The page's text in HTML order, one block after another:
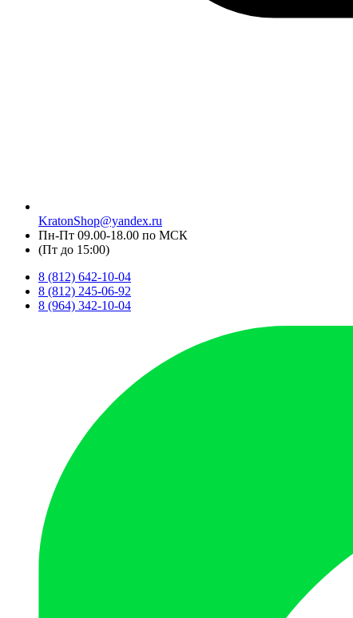
KratonShop@yandex.ru
Пн-Пт 09.00-18.00 по МСК
(Пт до 15:00)
8 (812) 642-10-04
8 (812) 245-06-92
8 (964) 342-10-04